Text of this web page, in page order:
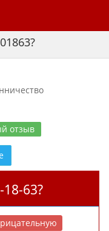
отзыв
63?